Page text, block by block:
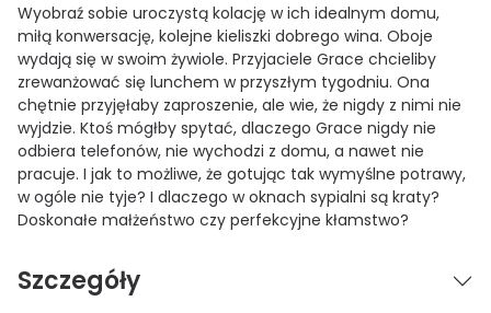
Wyobraź sobie uroczystą kolację w ich idealnym domu,
miłą konwersację, kolejne kieliszki dobrego wina. Oboje
wydają się w swoim żywiole. Przyjaciele Grace chcieliby
zrewanżować się lunchem w przyszłym tygodniu. Ona
chętnie przyjęłaby zaproszenie, ale wie, że nigdy z nimi nie
wyjdzie. Ktoś mógłby spytać, dlaczego Grace nigdy nie
odbiera telefonów, nie wychodzi z domu, a nawet nie
pracuje. I jak to możliwe, że gotując tak wymyślne potrawy,
w ogóle nie tyje? I dlaczego w oknach sypialni są kraty?
Doskonałe małżeństwo czy perfekcyjne kłamstwo?
Szczegóły